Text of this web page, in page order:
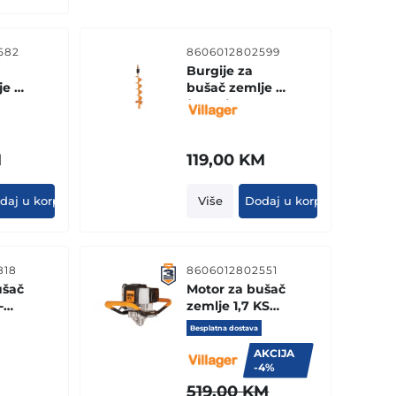
4"
u korpu
8606012802599
Burgije za
bušač zemlje 6"
(15 cm)
119,00 KM
Više Dodaj u korpu
8606012802551
Motor za bušač
zemlje 1,7 KS
VPH43
Besplatna dostava
AKCIJA
-4%
519,00KM